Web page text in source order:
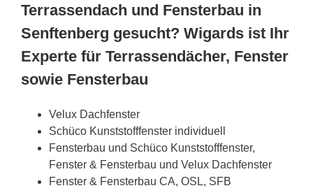
Terrassendach und Fensterbau in
Senftenberg gesucht? Wigards ist Ihr
Experte für Terrassendächer, Fenster
sowie Fensterbau
Velux Dachfenster
Schüco Kunststofffenster individuell
Fensterbau und Schüco Kunststofffenster,
Fenster & Fensterbau und Velux Dachfenster
Fenster & Fensterbau CA, OSL, SFB